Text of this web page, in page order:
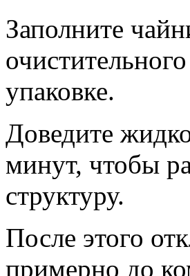
Заполните
упаковке.
Доведите
минут, чтобы
структуру.
После этого
примерно до